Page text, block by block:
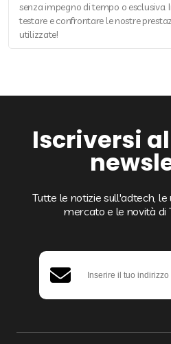
senza impegno di tempo o esclusiva.
testare e confrontare le nostre
utilizzate!
Iscriversi
Tutte le notizie sull'adtech,
mercato e le novità di